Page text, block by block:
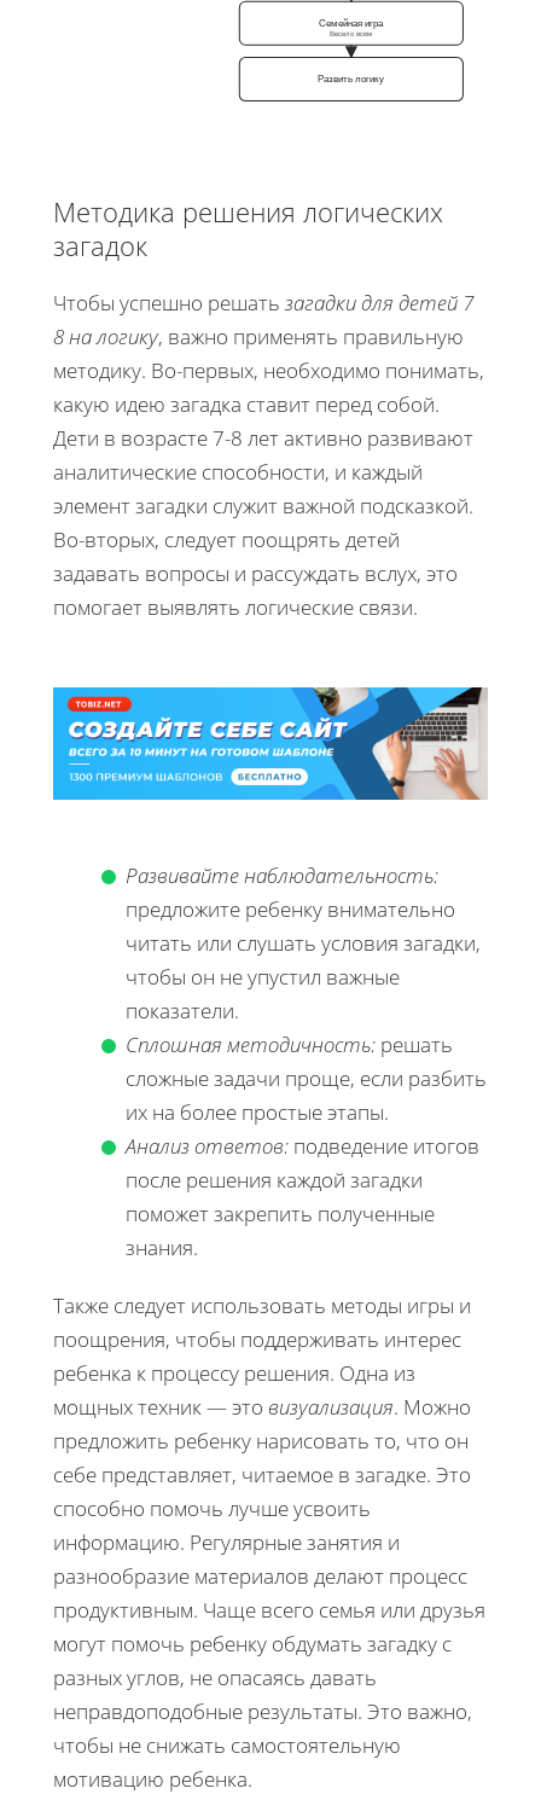
Семейная игра
Развить логику
Весело всем
Методика решения логических
загадок
Чтобы успешно решать загадки для детей 7
8 на логику, важно применять правильную
методику. Во-первых, необходимо понимать,
какую идею загадка ставит перед собой.
Дети в возрасте 7-8 лет активно развивают
аналитические способности, и каждый
элемент загадки служит важной подсказкой.
Во-вторых, следует поощрять детей
задавать вопросы и рассуждать вслух, это
помогает выявлять логические связи.
Развивайте наблюдательность:
предложите ребенку внимательно
читать или слушать условия загадки,
чтобы он не упустил важные
показатели.
Сплошная методичность: решать
сложные задачи проще, если разбить
их на более простые этапы.
Анализ ответов: подведение итогов
после решения каждой загадки
поможет закрепить полученные
знания.
Также следует использовать методы игры и
поощрения, чтобы поддерживать интерес
ребенка к процессу решения. Одна из
мощных техник — это визуализация. Можно
предложить ребенку нарисовать то, что он
себе представляет, читаемое в загадке. Это
способно помочь лучше усвоить
информацию. Регулярные занятия и
разнообразие материалов делают процесс
продуктивным. Чаще всего семья или друзья
могут помочь ребенку обдумать загадку с
разных углов, не опасаясь давать
неправдоподобные результаты. Это важно,
чтобы не снижать самостоятельную
мотивацию ребенка.